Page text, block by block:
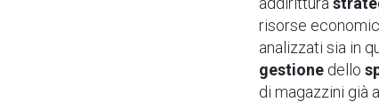
risorse
analizzati sia in
gestione dello
di magazzini già